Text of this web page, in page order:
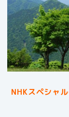
NHKスペシャル